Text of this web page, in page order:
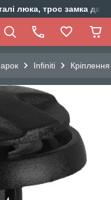
люка, трос замка
Infiniti